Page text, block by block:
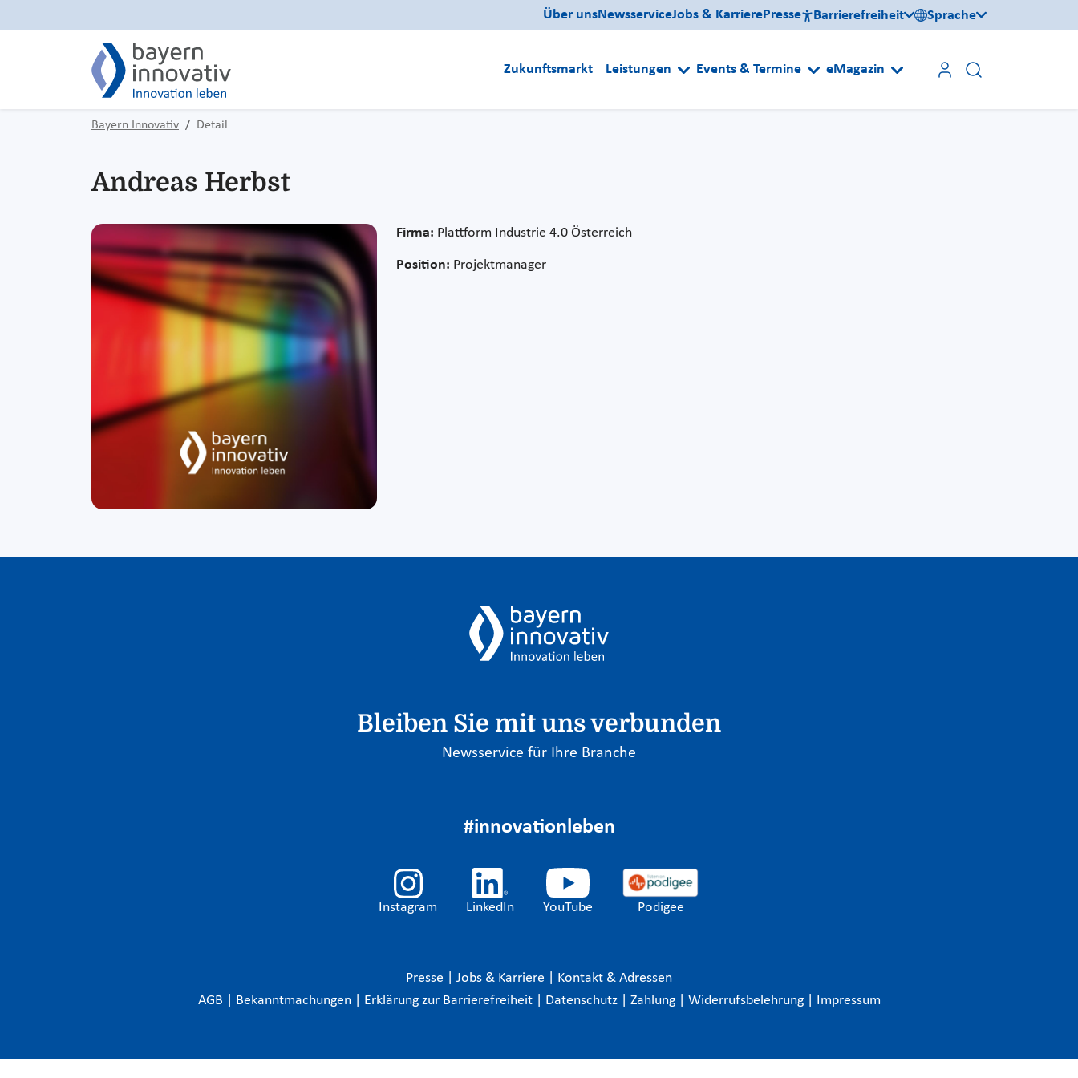
Über unsNewsserviceJobs & KarrierePresse Barrierefreiheit Sprache
Zukunftsmarkt Leistungen Events & Termine eMagazin
Bayern Innovativ Detail
Andreas Herbst
Firma: Plattform Industrie 4.0 Österreich
Position: Projektmanager
Bleiben Sie mit uns verbunden
Newsservice für Ihre Branche
#innovationleben
Instagram LinkedIn YouTube Podigee
Presse Jobs & Karriere
Kontakt & Adressen
AGB
Bekanntmachungen Erklärung zur Barrierefreiheit Datenschutz Zahlung Widerrufsbelehrung Impressum